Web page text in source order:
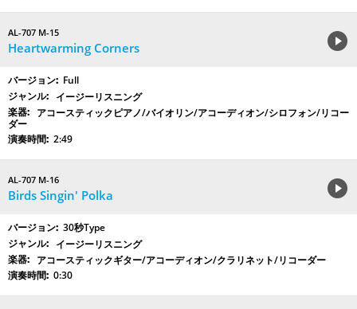
AL-707 M-15
Heartwarming Corners
Full
イージーリスニング
アコースティックピアノ/バイオリン/アコーディオン/シロフォン/リコー
ダー
2:49
AL-707 M-16
Birds Singin' Polka
30秒Type
イージーリスニング
アコースティックギター/アコーディオン/クラリネット/リコーダー
0:30